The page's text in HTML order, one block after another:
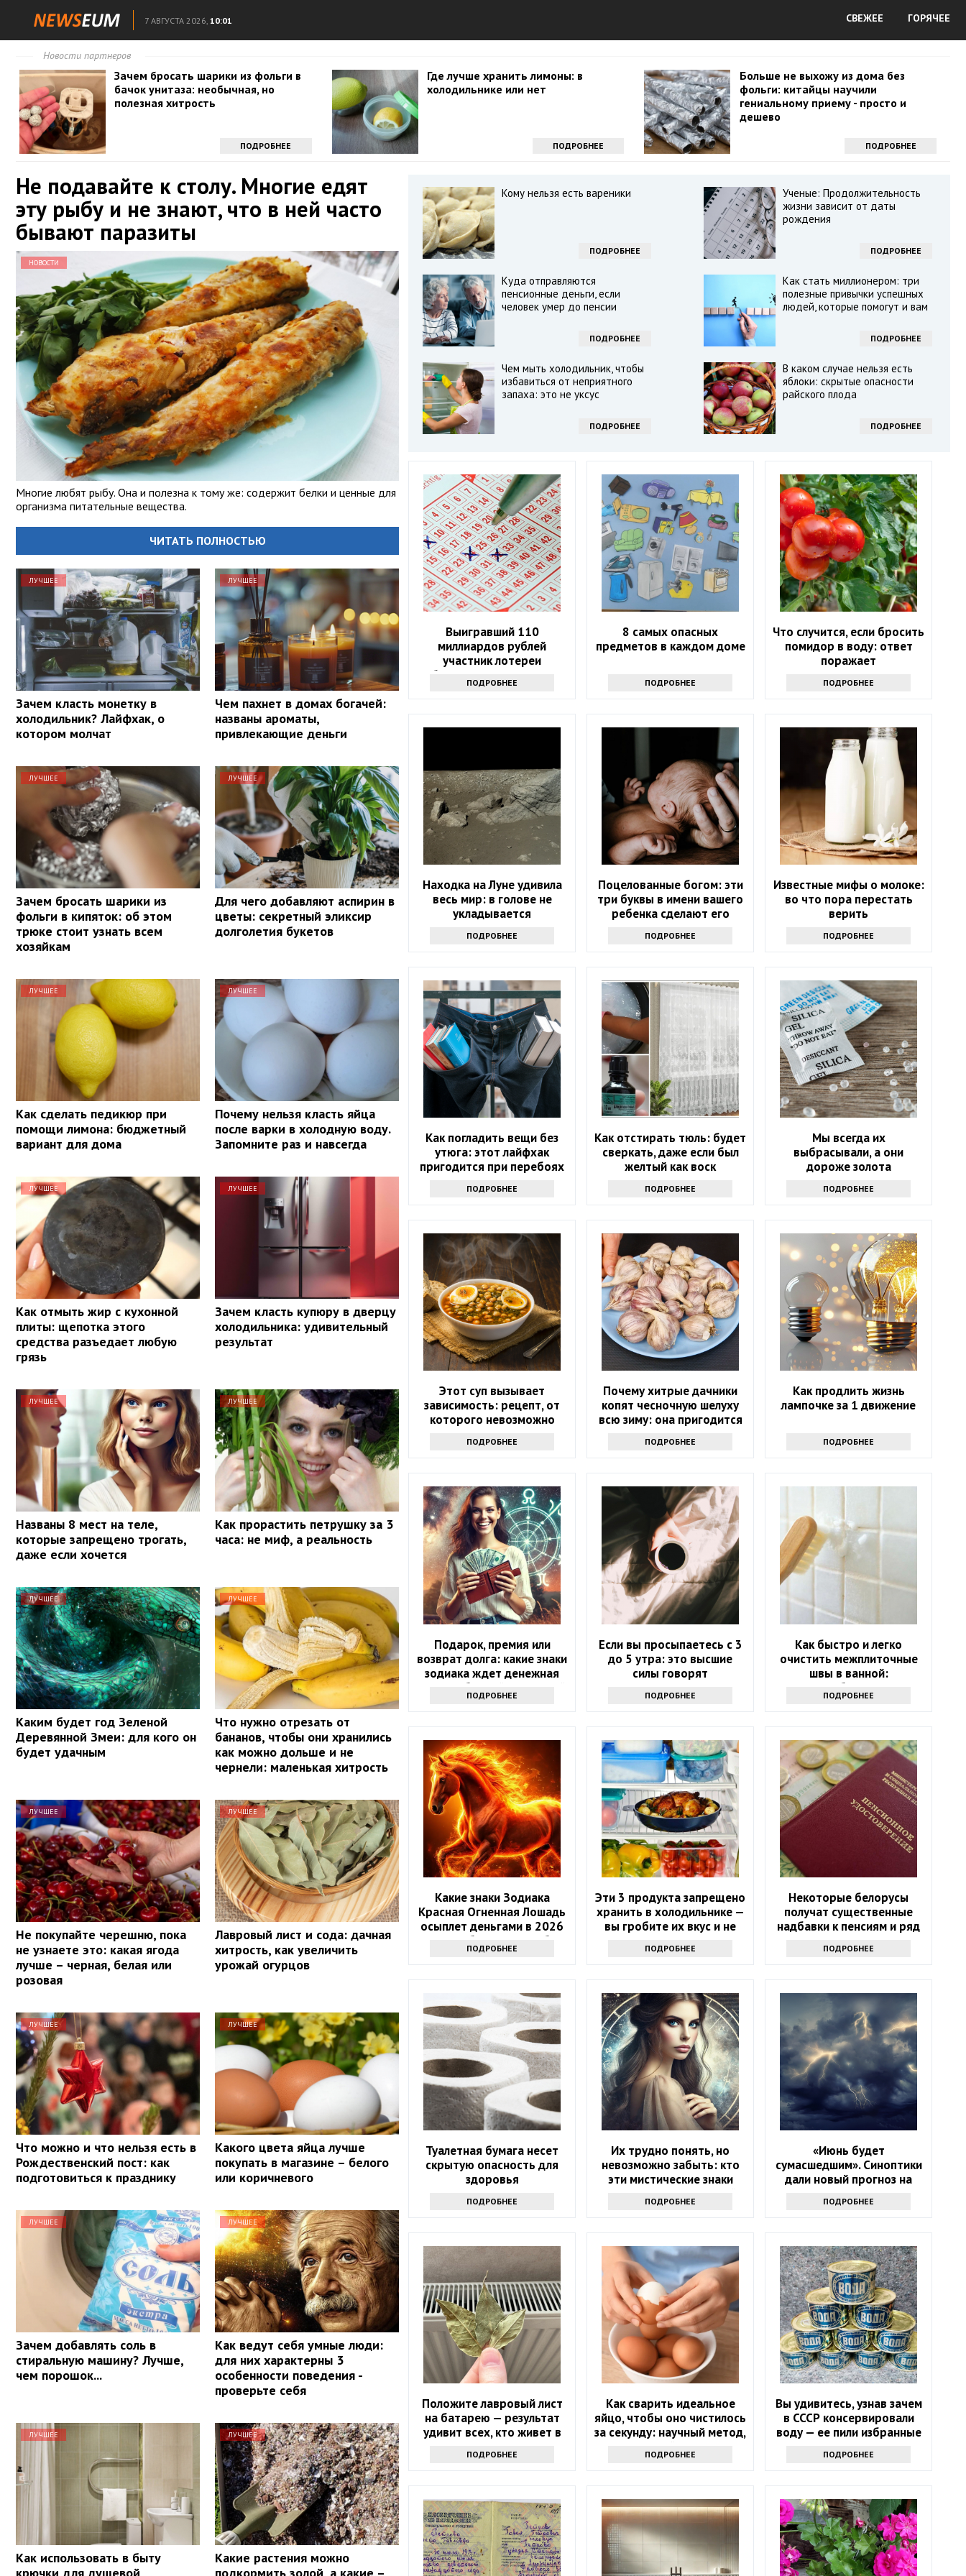
7 АВГУСТА 2026, 10:01 СВЕЖЕЕ ГОРЯЧЕЕ
Новости партнеров
Зачем бросать шарики из фольги в
бачок унитаза: необычная, но
полезная хитрость
ПОДРОБНЕЕ
Где лучше хранить лимоны: в
холодильнике или нет
ПОДРОБНЕЕ
Больше не выхожу из дома без
фольги: китайцы научили
гениальному приему - просто и
дешево
ПОДРОБНЕЕ
Не подавайте к столу. Многие едят
эту рыбу и не знают, что в ней часто
бывают паразиты
НОВОСТИ
Многие любят рыбу. Она и полезна к тому же: содержит белки и ценные для
организма питательные вещества.
ЧИТАТЬ ПОЛНОСТЬЮ
ЛУЧШЕЕ
Зачем класть монетку в
холодильник? Лайфхак, о
котором молчат
ЛУЧШЕЕ
Чем пахнет в домах богачей:
названы ароматы,
привлекающие деньги
ЛУЧШЕЕ
Зачем бросать шарики из
фольги в кипяток: об этом
трюке стоит узнать всем
хозяйкам
ЛУЧШЕЕ
Для чего добавляют аспирин в
цветы: секретный эликсир
долголетия букетов
ЛУЧШЕЕ
Как сделать педикюр при
помощи лимона: бюджетный
вариант для дома
ЛУЧШЕЕ
Почему нельзя класть яйца
после варки в холодную воду.
Запомните раз и навсегда
ЛУЧШЕЕ
Как отмыть жир с кухонной
плиты: щепотка этого
средства разъедает любую
грязь
ЛУЧШЕЕ
Зачем класть купюру в дверцу
холодильника: удивительный
результат
ЛУЧШЕЕ
Названы 8 мест на теле,
которые запрещено трогать,
даже если хочется
ЛУЧШЕЕ
Как прорастить петрушку за 3
часа: не миф, а реальность
ЛУЧШЕЕ
Каким будет год Зеленой
Деревянной Змеи: для кого он
будет удачным
ЛУЧШЕЕ
Что нужно отрезать от
бананов, чтобы они хранились
как можно дольше и не
чернели: маленькая хитрость
ЛУЧШЕЕ
Не покупайте черешню, пока
не узнаете это: какая ягода
лучше – черная, белая или
розовая
ЛУЧШЕЕ
Лавровый лист и сода: дачная
хитрость, как увеличить
урожай огурцов
ЛУЧШЕЕ
Что можно и что нельзя есть в
Рождественский пост: как
подготовиться к празднику
ЛУЧШЕЕ
Какого цвета яйца лучше
покупать в магазине – белого
или коричневого
ЛУЧШЕЕ
Зачем добавлять соль в
стиральную машину? Лучше,
чем порошок...
ЛУЧШЕЕ
Как ведут себя умные люди:
для них характерны 3
особенности поведения -
проверьте себя
ЛУЧШЕЕ
Как использовать в быту
крючки для душевой
ЛУЧШЕЕ
Какие растения можно
подкормить золой, а какие –
Кому нельзя есть вареники
ПОДРОБНЕЕ
Ученые: Продолжительность
жизни зависит от даты
рождения
ПОДРОБНЕЕ
Куда отправляются
пенсионные деньги, если
человек умер до пенсии
ПОДРОБНЕЕ
Как стать миллионером: три
полезные привычки успешных
людей, которые помогут и вам
ПОДРОБНЕЕ
Чем мыть холодильник, чтобы
избавиться от неприятного
запаха: это не уксус
ПОДРОБНЕЕ
В каком случае нельзя есть
яблоки: скрытые опасности
райского плода
ПОДРОБНЕЕ
Выигравший 110
миллиардов рублей
участник лотереи
объявился через девять
месяцев
ПОДРОБНЕЕ
8 самых опасных
предметов в каждом доме
ПОДРОБНЕЕ
Что случится, если бросить
помидор в воду: ответ
поражает
ПОДРОБНЕЕ
Находка на Луне удивила
весь мир: в голове не
укладывается
ПОДРОБНЕЕ
Поцелованные богом: эти
три буквы в имени вашего
ребенка сделают его
ПОДРОБНЕЕ
Известные мифы о молоке:
во что пора перестать
верить
ПОДРОБНЕЕ
Как погладить вещи без
утюга: этот лайфхак
пригодится при перебоях
ПОДРОБНЕЕ
Как отстирать тюль: будет
сверкать, даже если был
желтый как воск
ПОДРОБНЕЕ
Мы всегда их
выбрасывали, а они
дороже золота
ПОДРОБНЕЕ
Этот суп вызывает
зависимость: рецепт, от
которого невозможно
ПОДРОБНЕЕ
Почему хитрые дачники
копят чесночную шелуху
всю зиму: она пригодится
весной
ПОДРОБНЕЕ
Как продлить жизнь
лампочке за 1 движение
ПОДРОБНЕЕ
Подарок, премия или
возврат долга: какие знаки
зодиака ждет денежная
удача в ближайшие 5 дней
ПОДРОБНЕЕ
Если вы просыпаетесь с 3
до 5 утра: это высшие
силы говорят
ПОДРОБНЕЕ
Как быстро и легко
очистить межплиточные
швы в ванной:
понадобится соль
ПОДРОБНЕЕ
Какие знаки Зодиака
Красная Огненная Лошадь
осыплет деньгами в 2026
году: 4 баловня Судьбы
ПОДРОБНЕЕ
Эти 3 продукта запрещено
хранить в холодильнике —
вы гробите их вкус и не
ПОДРОБНЕЕ
Некоторые белорусы
получат существенные
надбавки к пенсиям и ряд
ПОДРОБНЕЕ
Туалетная бумага несет
скрытую опасность для
здоровья
ПОДРОБНЕЕ
Их трудно понять, но
невозможно забыть: кто
эти мистические знаки
зодиака — хранители тайн
ПОДРОБНЕЕ
«Июнь будет
сумасшедшим». Синоптики
дали новый прогноз на
ПОДРОБНЕЕ
Положите лавровый лист
на батарею — результат
удивит всех, кто живет в
ПОДРОБНЕЕ
Как сварить идеальное
яйцо, чтобы оно чистилось
за секунду: научный метод,
основанный на физике
ПОДРОБНЕЕ
Вы удивитесь, узнав зачем
в СССР консервировали
воду — ее пили избранные
ПОДРОБНЕЕ